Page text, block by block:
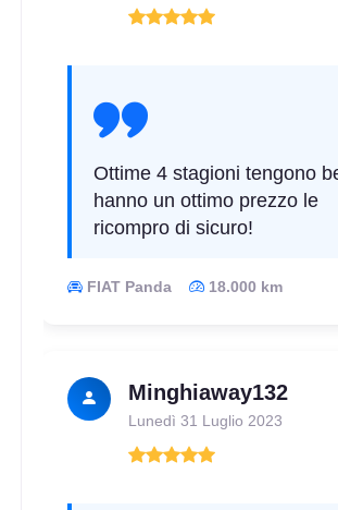
Ottime 4 stagioni tengono
hanno un ottimo prezzo le
ricompro di sicuro!
FIAT Panda 18.000 km
Minghiaway132
Lunedì 31 Luglio 2023